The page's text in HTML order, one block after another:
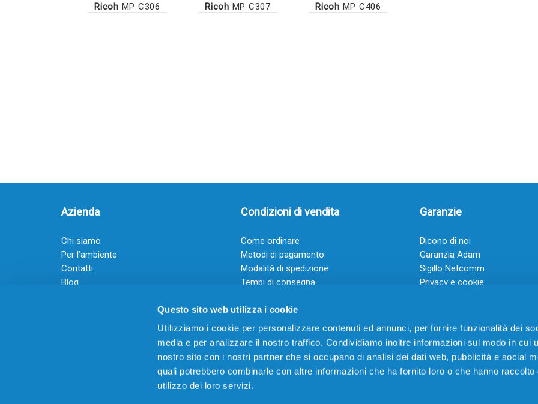
Questo sito web utilizza i cookie
Utilizziamo i cookie per personalizzare contenuti ed annunci, per fornire funzionalità dei
media e per analizzare il nostro traffico. Condividiamo inoltre informazioni sul modo in cui
nostro sito con i nostri partner che si occupano di analisi dei dati web, pubblicità e social
quali potrebbero combinarle con altre informazioni che ha fornito loro o che hanno raccolto
utilizzo dei loro servizi.
Ricoh MP C306 Ricoh MP C307 Ricoh MP C406
Azienda
Chi siamo
Per l’ambiente
Contatti
Blog
Guadagna con il Dropship
Condizioni di vendita
Come ordinare
Metodi di pagamento
Modalità di spedizione
Tempi di consegna
Garanzie
Dicono di noi
Garanzia Adam
Sigillo Netcomm
Privacy e cookie